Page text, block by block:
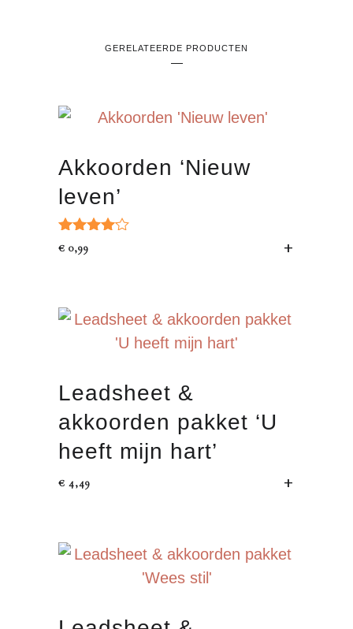
GERELATEERDE PRODUCTEN
Akkoorden ‘Nieuw
leven’
Gewaardeerd
4.00
€ 0,99
Leadsheet &
akkoorden pakket ‘U
heeft mijn hart’
€ 4,49